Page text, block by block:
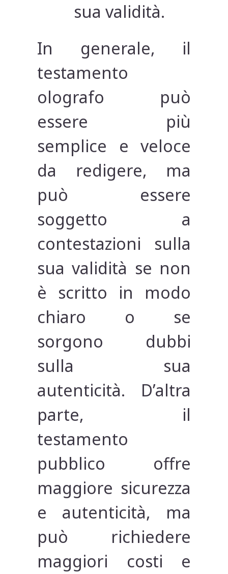
sua validità.
In generale, il
testamento
olografo può
essere più
semplice e veloce
da redigere, ma
può essere
soggetto a
contestazioni sulla
sua validità se non
è scritto in modo
chiaro o se
sorgono dubbi
sulla sua
autenticità. D’altra
parte, il
testamento
pubblico offre
maggiore sicurezza
e autenticità, ma
può richiedere
maggiori costi e